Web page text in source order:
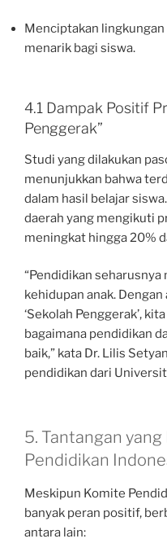
Menciptakan
menarik bagi siswa.
4.1 Dampak Positif
Penggerak”
Studi yang dilakukan
menunjukkan bahwa
dalam hasil belajar
daerah yang mengikuti
meningkat hingga 20%
“Pendidikan
kehidupan anak.
‘Sekolah Penggerak’,
bagaimana pendidikan
baik,” kata Dr. Lilis
pendidikan dari
5. Tantangan
Pendidikan
Meskipun Komite
banyak peran positif,
antara lain: